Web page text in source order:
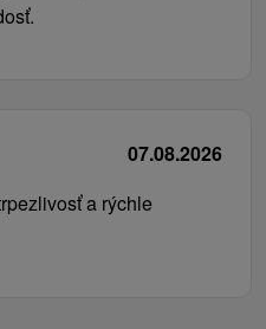
07.08.2026
a rýchle